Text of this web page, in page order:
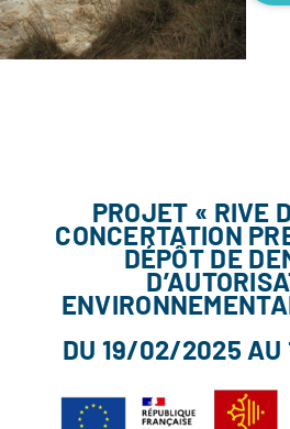
PROJET « RIVE
CONCERTATION
DÉPÔT DE
DU 19/02/2025